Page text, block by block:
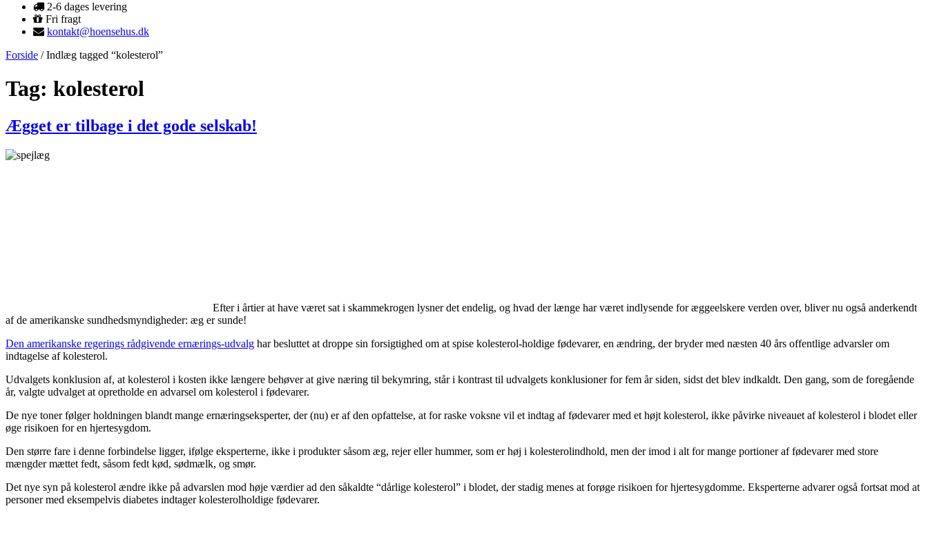
2-6 dages levering
Fri fragt
kontakt@hoensehus.dk
Forside /Indlæg tagged “kolesterol”
Tag: kolesterol
Ægget er tilbage i det gode selskab!
Efter i årtier at have været sat i skammekrogen lysner det endelig, og hvad der længe har været indlysende for æggeelskere verden over, bliver nu også anderkendt
af de amerikanske sundhedsmyndigheder: æg er sunde!
Den amerikanske regerings rådgivende ernærings-udvalg har besluttet at droppe sin forsigtighed om at spise kolesterol-holdige fødevarer, en ændring, der bryder med næsten 40 års offentlige advarsler om
indtagelse af kolesterol.
Udvalgets konklusion af, at kolesterol i kosten ikke længere behøver at give næring til bekymring, står i kontrast til udvalgets konklusioner for fem år siden, sidst det blev indkaldt. Den gang, som de foregående
år, valgte udvalget at opretholde en advarsel om kolesterol i fødevarer.
De nye toner følger holdningen blandt mange ernæringseksperter, der (nu) er af den opfattelse, at for raske voksne vil et indtag af fødevarer med et højt kolesterol, ikke påvirke niveauet af kolesterol i blodet eller
øge risikoen for en hjertesygdom.
Den større fare i denne forbindelse ligger, ifølge eksperterne, ikke i produkter såsom æg, rejer eller hummer, som er høj i kolesterolindhold, men der imod i alt for mange portioner af fødevarer med store
mængder mættet fedt, såsom fedt kød, sødmælk, og smør.
Det nye syn på kolesterol ændre ikke på advarslen mod høje værdier ad den såkaldte “dårlige kolesterol” i blodet, der stadig menes at forøge risikoen for hjertesygdomme. Eksperterne advarer også fortsat mod at
personer med eksempelvis diabetes indtager kolesterolholdige fødevarer.